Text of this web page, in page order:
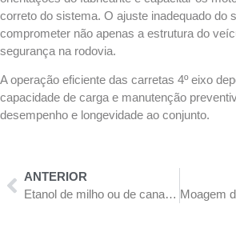
correto do sistema. O ajuste inadequado do
comprometer não apenas a estrutura do
segurança na rodovia.
A operação eficiente das carretas 4º eixo
capacidade de carga e manutenção
desempenho e longevidade ao conjunto.
ANTERIOR
Etanol de milho ou de cana? Competição ou cooperação?